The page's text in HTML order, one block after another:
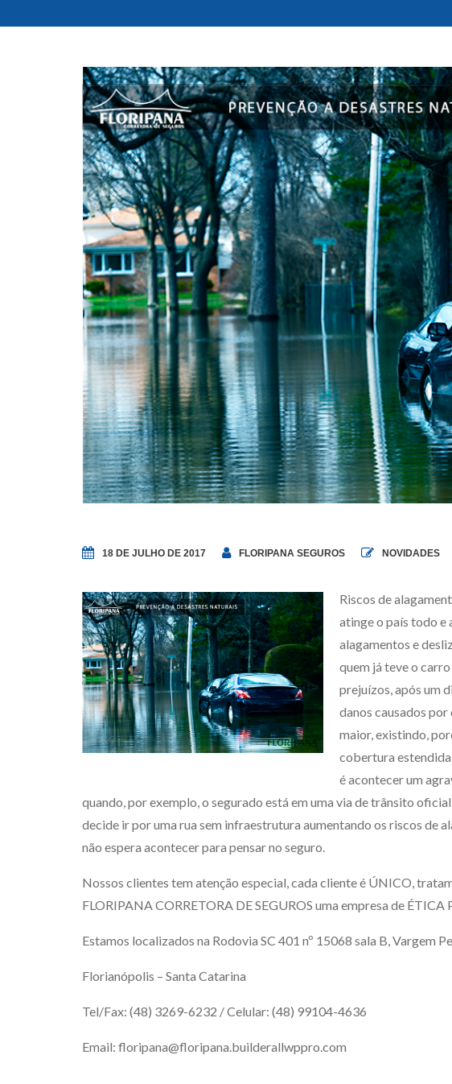
18 DE JULHO DE 2017 FLORIPANA SEGUROS NOVIDADES
Riscos de
atinge o país todo e
alagamentos e
quem já teve o
prejuízos, após um
danos causados
maior, existindo,
cobertura estendida
é acontecer um
quando, por exemplo, o segurado está em uma via de trânsito
decide ir por uma rua sem infraestrutura aumentando os riscos de
não espera acontecer para pensar no seguro.
Nossos clientes tem atenção especial, cada cliente é ÚNICO,
FLORIPANA CORRETORA DE SEGUROS uma empresa de ÉTICA
Estamos localizados na Rodovia SC 401 nº 15068 sala B, Vargem
Florianópolis – Santa Catarina
Tel/Fax: (48) 3269-6232 / Celular: (48) 99104-4636
Email: floripana@floripana.builderallwppro.com